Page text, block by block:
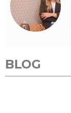
BLOG